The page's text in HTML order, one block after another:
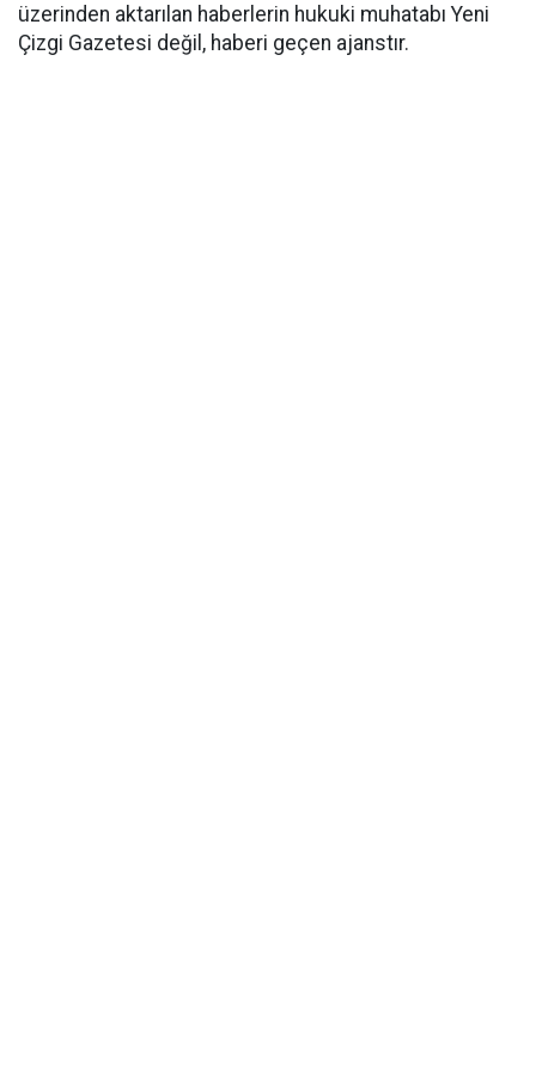
üzerinden aktarılan haberlerin hukuki muhatabı Yeni
Çizgi Gazetesi değil, haberi geçen ajanstır.